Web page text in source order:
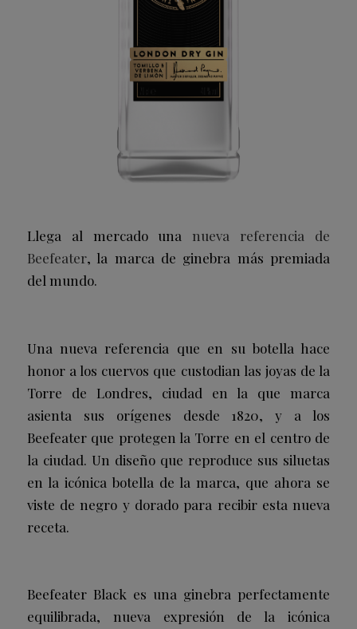
Llega al mercado una nueva referencia de
Beefeater, la marca de ginebra más premiada
del mundo.
Una nueva referencia que en su botella hace
honor a los cuervos que custodian las joyas de la
Torre de Londres, ciudad en la que marca
asienta sus orígenes desde 1820, y a los
Beefeater que protegen la Torre en el centro de
la ciudad. Un diseño que reproduce sus siluetas
en la icónica botella de la marca, que ahora se
viste de negro y dorado para recibir esta nueva
receta.
Beefeater Black es una ginebra perfectamente
equilibrada, nueva expresión de la icónica